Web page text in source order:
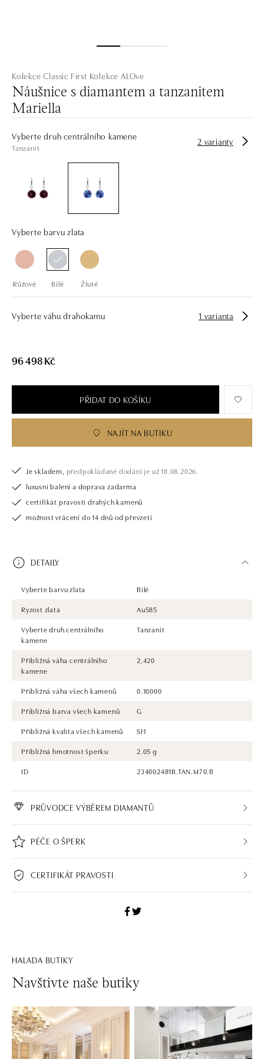
Kolekce Classic First Kolekce ALOve
Náušnice s diamantem a tanzanitem
Mariella
Vyberte druh centrálního kamene
Tanzanit
2 varianty
Vyberte barvu zlata
Růžové Bílé Žluté
Vyberte váhu drahokamu 1 varianta
96 498 Kč
PŘIDAT DO KOŠÍKU
NAJÍT NA BUTIKU
Je skladem, předpokládané dodání je už 18.08.2026.
luxusní balení a doprava zadarma
certifikát pravosti drahých kamenů
možnost vrácení do 14 dnů od převzetí
DETAILY
Vyberte barvu zlata
Bílé
Ryzost zlata
Au585
Vyberte druh centrálního
kamene
Tanzanit
Přibližná váha centrálního
kamene
2,420
Přibližná váha všech kamenů
0.10000
Přibližná barva všech kamenů
G
Přibližná kvalita všech kamenů
SI1
Přibližná hmotnost šperku
2.05 g
ID
234002481B.TAN.M70.B
PRŮVODCE VÝBĚREM DIAMANTŮ
PÉČE O ŠPERK
CERTIFIKÁT PRAVOSTI
HALADA BUTIKY
Navštivte naše butiky